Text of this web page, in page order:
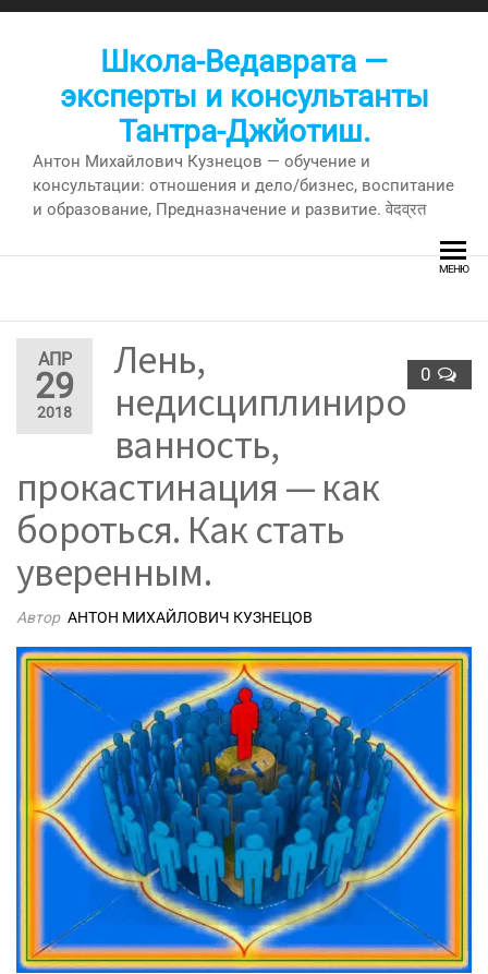
Перейти
Школа-Ведаврата —
эксперты и консультанты
Тантра-Джйотиш.
Антон Михайлович Кузнецов — обучение и
консультации: отношения и дело/бизнес, воспитание
и образование, Предназначение и развитие. वेदव्रत
МЕНЮ
АПР
29
2018
0
Лень,
недисциплиниро
ванность,
прокастинация — как
бороться. Как стать
уверенным.
Автор АНТОН МИХАЙЛОВИЧ КУЗНЕЦОВ